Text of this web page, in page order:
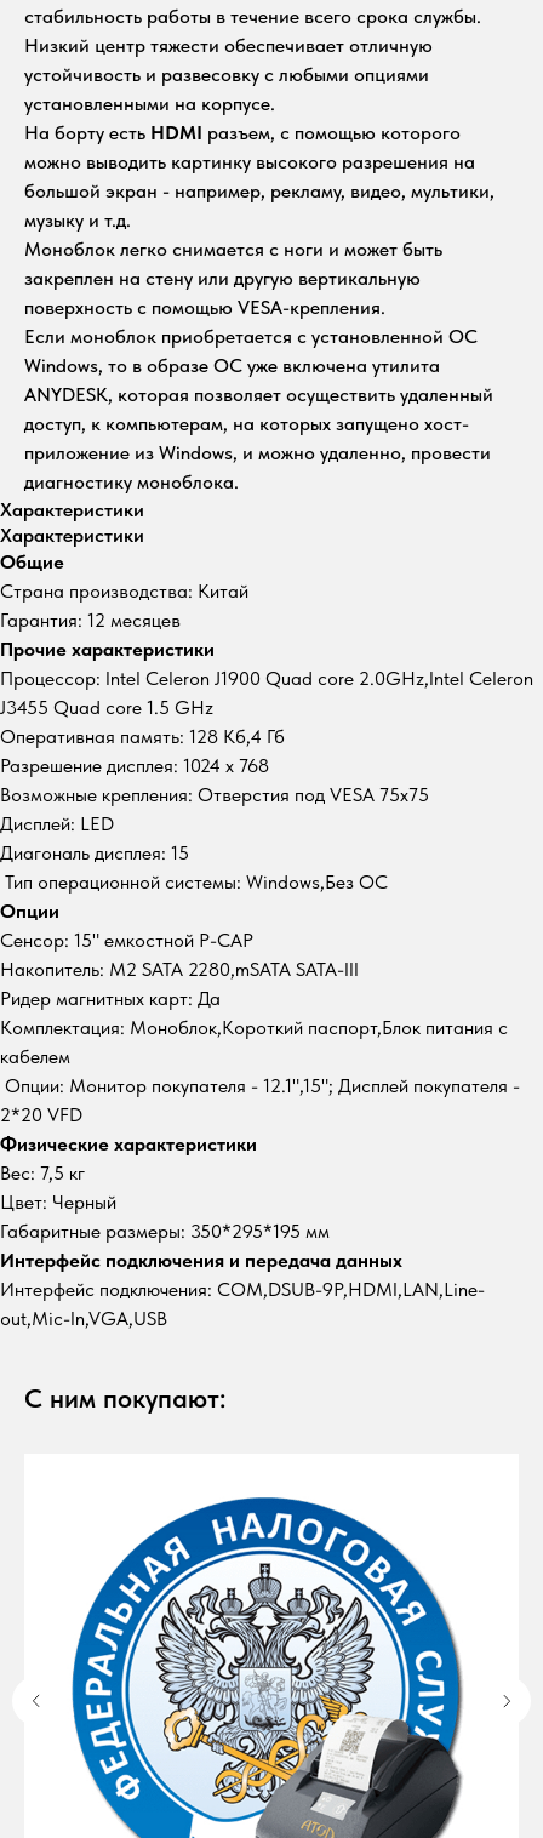
стабильность работы в течение всего срока службы.
Низкий центр тяжести обеспечивает отличную
устойчивость и развесовку с любыми опциями
установленными на корпусе.
На борту есть HDMI разъем, с помощью которого
можно выводить картинку высокого разрешения на
большой экран - например, рекламу, видео, мультики,
музыку и т.д.
Моноблок легко снимается с ноги и может быть
закреплен на стену или другую вертикальную
поверхность с помощью VESA-крепления.
Если моноблок приобретается с установленной ОС
Windows, то в образе ОС уже включена утилита
ANYDESK, которая позволяет осуществить удаленный
доступ, к компьютерам, на которых запущено хост-
приложение из Windows, и можно удаленно, провести
диагностику моноблока.
Характеристики
Характеристики
Общие
Страна производства: Китай
Гарантия: 12 месяцев
Прочие характеристики
Процессор: Intel Celeron J1900 Quad core 2.0GHz,Intel Celeron
J3455 Quad core 1.5 GHz
Оперативная память: 128 Кб,4 Гб
Разрешение дисплея: 1024 x 768
Возможные крепления: Отверстия под VESA 75x75
Дисплей: LED
Диагональ дисплея: 15
Тип операционной системы: Windows,Без ОС
Опции
Сенсор: 15" емкостной P-CAP
Накопитель: M2 SATA 2280,mSATA SATA-III
Ридер магнитных карт: Да
Комплектация: Моноблок,Короткий паспорт,Блок питания с
кабелем
Опции: Монитор покупателя - 12.1",15"; Дисплей покупателя -
2*20 VFD
Физические характеристики
Вес: 7,5 кг
Цвет: Черный
Габаритные размеры: 350*295*195 мм
Интерфейс подключения и передача данных
Интерфейс подключения: COM,DSUB-9P,HDMI,LAN,Line-
out,Mic-In,VGA,USB
С ним покупают: